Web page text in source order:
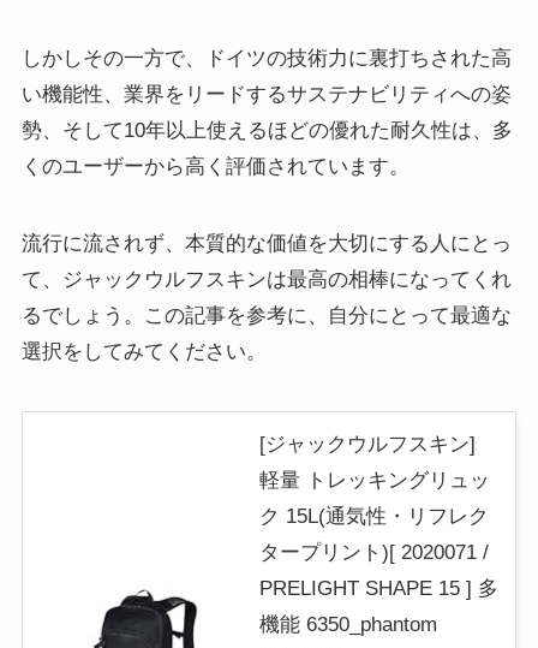
しかしその一方で、ドイツの技術力に裏打ちされた高
い機能性、業界をリードするサステナビリティへの姿
勢、そして10年以上使えるほどの優れた耐久性は、多
くのユーザーから高く評価されています。
流行に流されず、本質的な価値を大切にする人にとっ
て、ジャックウルフスキンは最高の相棒になってくれ
るでしょう。この記事を参考に、自分にとって最適な
選択をしてみてください。
[ジャックウルフスキン]
軽量 トレッキングリュッ
ク 15L(通気性・リフレク
タープリント)[ 2020071 /
PRELIGHT SHAPE 15 ] 多
機能 6350_phantom